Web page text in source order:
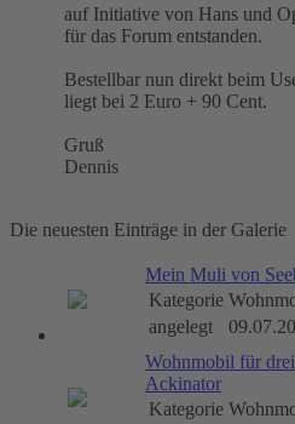
auf Initiative von Hans und
für das Forum entstanden.
Bestellbar nun direkt beim
liegt bei 2 Euro + 90 Cent.
Gruß
Dennis
Die neuesten Einträge in der Galerie
Mein Muli von
Kategorie
angelegt
Wohnmobil für
Ackinator
Kategorie